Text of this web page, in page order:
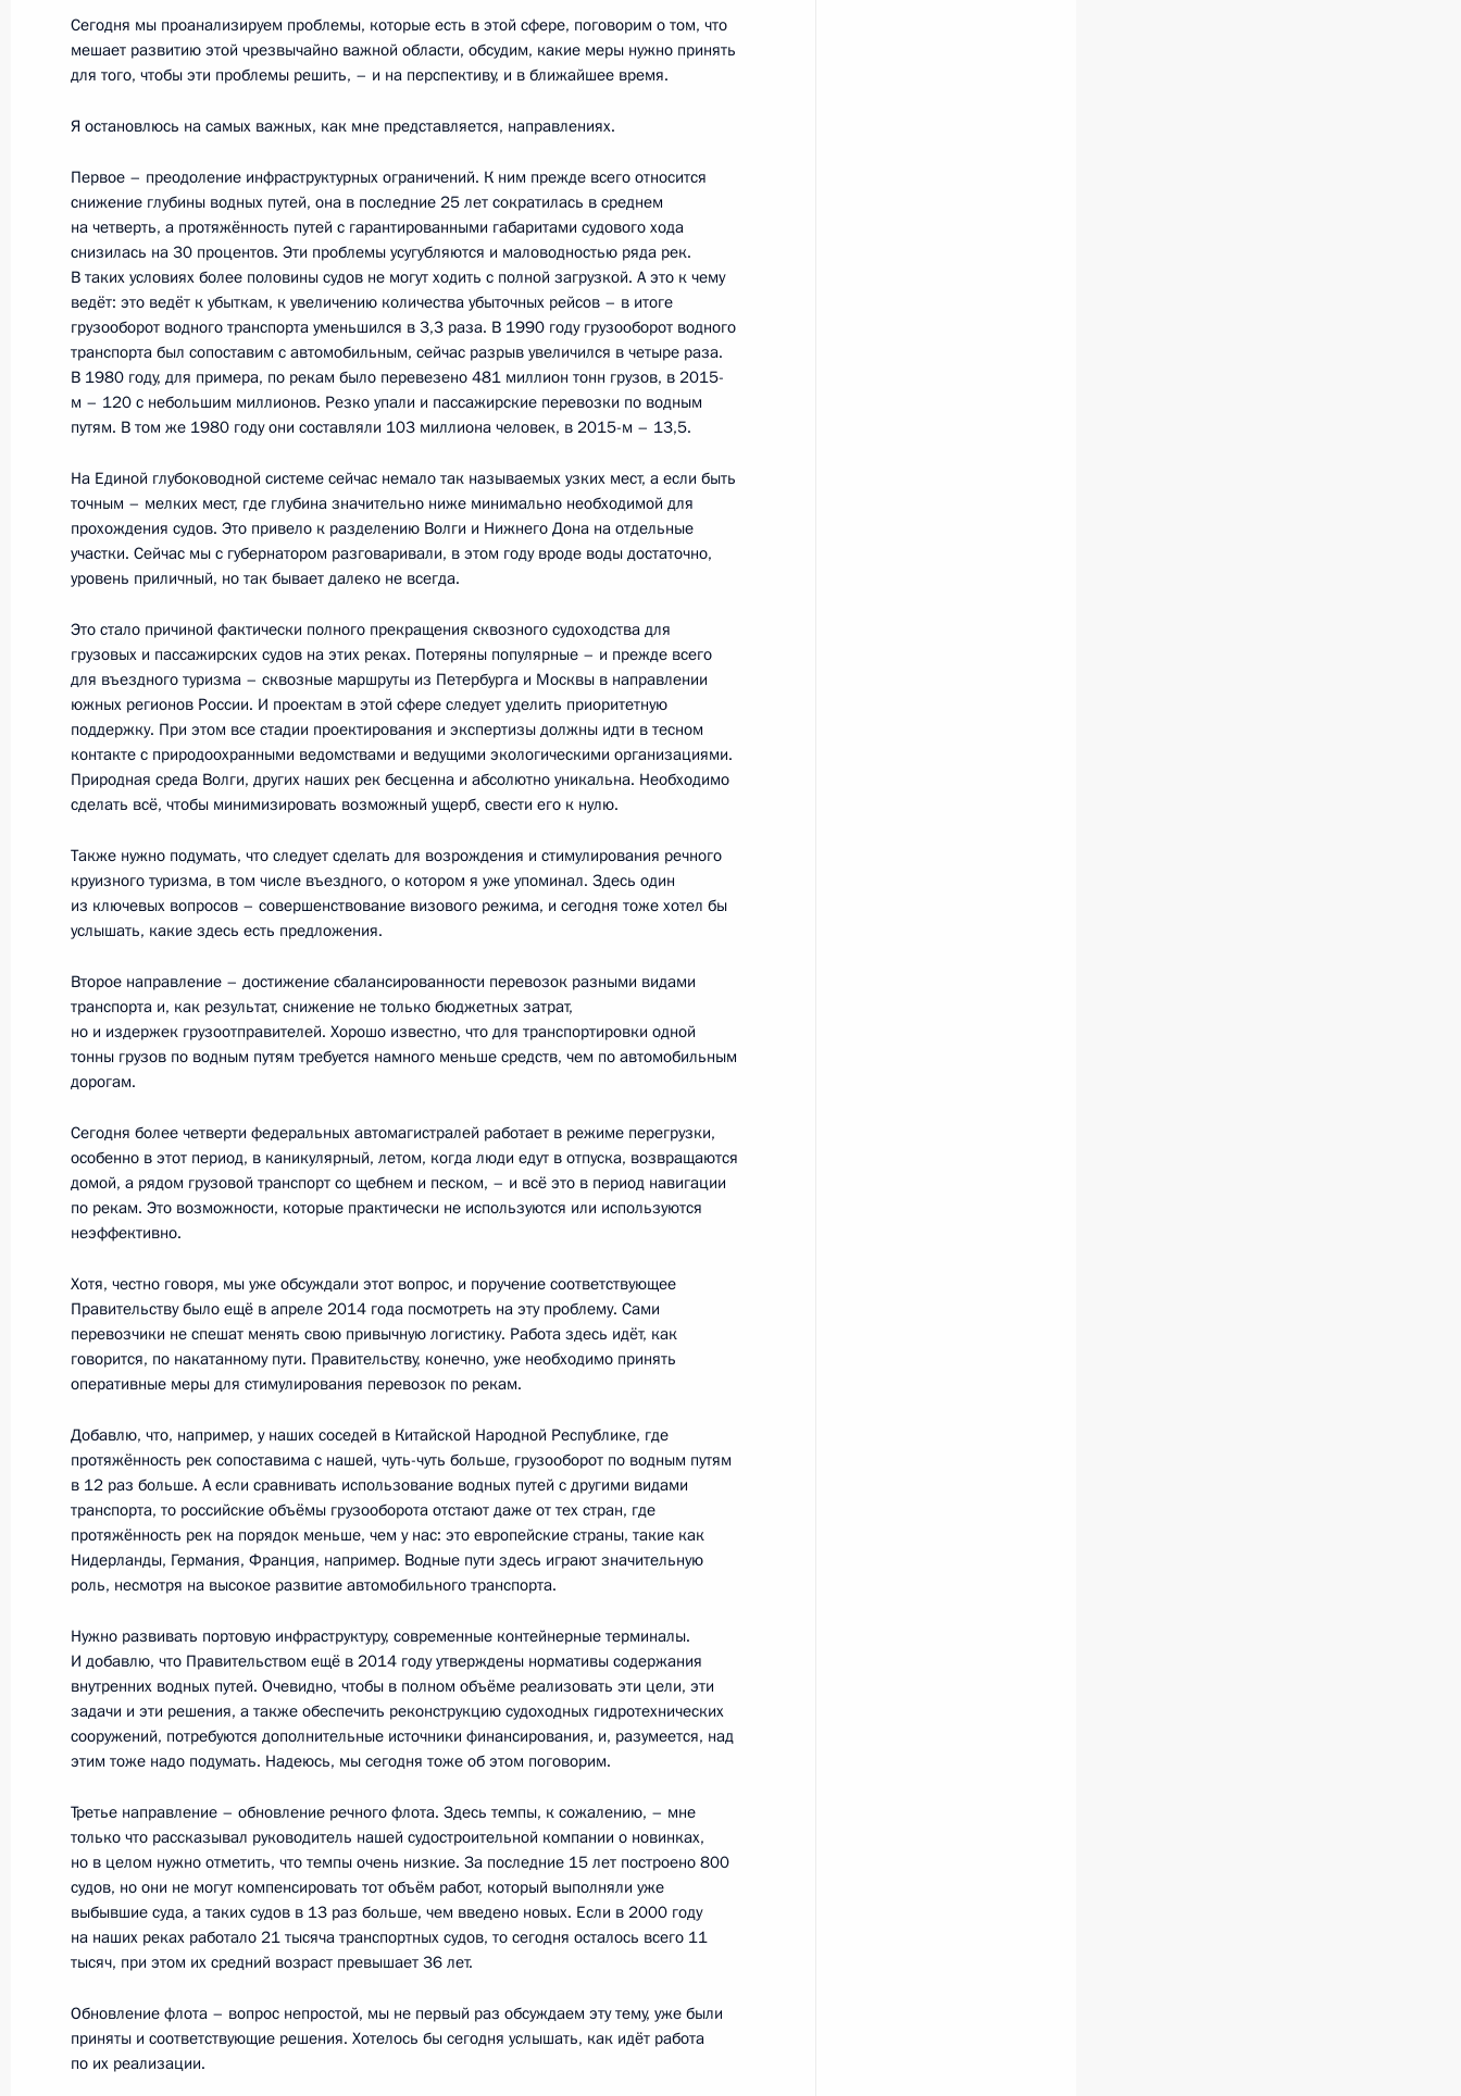
24 августа 2016 года, среда
Воробьёвым
24 августа 2016 года, 14:00 Москва, Кремль
23 августа 2016 года, вторник
Рабочая встреча с губернатором Свердловской области
Евгением Куйвашевым
23 августа 2016 года, 13:35 Москва, Кремль
22 августа 2016 года, понедельник
Рабочая встреча с губернатором Архангельской области Игорем
Орловым
19 августа 2016 года, пятница
Встреча с руководителями Республики Крым и Севастополя
19 августа 2016 года, 20:40 Крым
Посещение молодёжного форума «Таврида»
19 августа 2016 года, 20:30 Крым
Совещание с постоянными членами Совета Безопасности
19 августа 2016 года, 15:30 Крым
Встреча с Дмитрием Медведевым
19 августа 2016 года, 14:50 Крым
18 августа 2016 года, четверг
Рабочая встреча с губернатором Магаданской области
Владимиром Печеным
17 августа 2016 года, среда
Рабочая встреча с врио Главы Республики Коми Сергеем
Гапликовым
16 августа 2016 года, вторник
Встреча с Президентом Казахстана Нурсултаном Назарбаевым
16 августа 2016 года, 13:00 Сочи
15 августа 2016 года, понедельник
Заседание президиума Госсовета по вопросу развития
внутренних водных путей
15 августа 2016 года, 18:45 Волгоград
Сегодня мы проанализируем проблемы, которые есть в этой сфере, поговорим о том, что
мешает развитию этой чрезвычайно важной области, обсудим, какие меры нужно принять
для того, чтобы эти проблемы решить, – и на перспективу, и в ближайшее время.
Я остановлюсь на самых важных, как мне представляется, направлениях.
Первое – преодоление инфраструктурных ограничений. К ним прежде всего относится
снижение глубины водных путей, она в последние 25 лет сократилась в среднем
на четверть, а протяжённость путей с гарантированными габаритами судового хода
снизилась на 30 процентов. Эти проблемы усугубляются и маловодностью ряда рек.
В таких условиях более половины судов не могут ходить с полной загрузкой. А это к чему
ведёт: это ведёт к убыткам, к увеличению количества убыточных рейсов – в итоге
грузооборот водного транспорта уменьшился в 3,3 раза. В 1990 году грузооборот водного
транспорта был сопоставим с автомобильным, сейчас разрыв увеличился в четыре раза.
В 1980 году, для примера, по рекам было перевезено 481 миллион тонн грузов, в 2015-
м – 120 с небольшим миллионов. Резко упали и пассажирские перевозки по водным
путям. В том же 1980 году они составляли 103 миллиона человек, в 2015-м – 13,5.
На Единой глубоководной системе сейчас немало так называемых узких мест, а если быть
точным – мелких мест, где глубина значительно ниже минимально необходимой для
прохождения судов. Это привело к разделению Волги и Нижнего Дона на отдельные
участки. Сейчас мы с губернатором разговаривали, в этом году вроде воды достаточно,
уровень приличный, но так бывает далеко не всегда.
Это стало причиной фактически полного прекращения сквозного судоходства для
грузовых и пассажирских судов на этих реках. Потеряны популярные – и прежде всего
для въездного туризма – сквозные маршруты из Петербурга и Москвы в направлении
южных регионов России. И проектам в этой сфере следует уделить приоритетную
поддержку. При этом все стадии проектирования и экспертизы должны идти в тесном
контакте с природоохранными ведомствами и ведущими экологическими организациями.
Природная среда Волги, других наших рек бесценна и абсолютно уникальна. Необходимо
сделать всё, чтобы минимизировать возможный ущерб, свести его к нулю.
Также нужно подумать, что следует сделать для возрождения и стимулирования речного
круизного туризма, в том числе въездного, о котором я уже упоминал. Здесь один
из ключевых вопросов – совершенствование визового режима, и сегодня тоже хотел бы
услышать, какие здесь есть предложения.
Второе направление – достижение сбалансированности перевозок разными видами
транспорта и, как результат, снижение не только бюджетных затрат,
но и издержек грузоотправителей. Хорошо известно, что для транспортировки одной
тонны грузов по водным путям требуется намного меньше средств, чем по автомобильным
дорогам.
Сегодня более четверти федеральных автомагистралей работает в режиме перегрузки,
особенно в этот период, в каникулярный, летом, когда люди едут в отпуска, возвращаются
домой, а рядом грузовой транспорт со щебнем и песком, – и всё это в период навигации
по рекам. Это возможности, которые практически не используются или используются
неэффективно.
Хотя, честно говоря, мы уже обсуждали этот вопрос, и поручение соответствующее
Правительству было ещё в апреле 2014 года посмотреть на эту проблему. Сами
перевозчики не спешат менять свою привычную логистику. Работа здесь идёт, как
говорится, по накатанному пути. Правительству, конечно, уже необходимо принять
оперативные меры для стимулирования перевозок по рекам.
Добавлю, что, например, у наших соседей в Китайской Народной Республике, где
протяжённость рек сопоставима с нашей, чуть-чуть больше, грузооборот по водным путям
в 12 раз больше. А если сравнивать использование водных путей с другими видами
транспорта, то российские объёмы грузооборота отстают даже от тех стран, где
протяжённость рек на порядок меньше, чем у нас: это европейские страны, такие как
Нидерланды, Германия, Франция, например. Водные пути здесь играют значительную
роль, несмотря на высокое развитие автомобильного транспорта.
Нужно развивать портовую инфраструктуру, современные контейнерные терминалы.
И добавлю, что Правительством ещё в 2014 году утверждены нормативы содержания
внутренних водных путей. Очевидно, чтобы в полном объёме реализовать эти цели, эти
задачи и эти решения, а также обеспечить реконструкцию судоходных гидротехнических
сооружений, потребуются дополнительные источники финансирования, и, разумеется, над
этим тоже надо подумать. Надеюсь, мы сегодня тоже об этом поговорим.
Третье направление – обновление речного флота. Здесь темпы, к сожалению, – мне
только что рассказывал руководитель нашей судостроительной компании о новинках,
но в целом нужно отметить, что темпы очень низкие. За последние 15 лет построено 800
судов, но они не могут компенсировать тот объём работ, который выполняли уже
выбывшие суда, а таких судов в 13 раз больше, чем введено новых. Если в 2000 году
на наших реках работало 21 тысяча транспортных судов, то сегодня осталось всего 11
тысяч, при этом их средний возраст превышает 36 лет.
Обновление флота – вопрос непростой, мы не первый раз обсуждаем эту тему, уже были
приняты и соответствующие решения. Хотелось бы сегодня услышать, как идёт работа
по их реализации.